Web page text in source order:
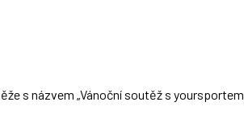
s názvem „Vánoční soutěž s yoursportem